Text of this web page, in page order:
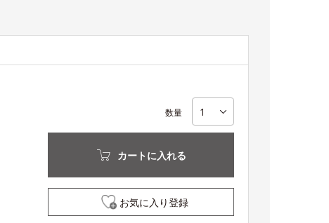
数量
カートに入れる
お気に入り登録